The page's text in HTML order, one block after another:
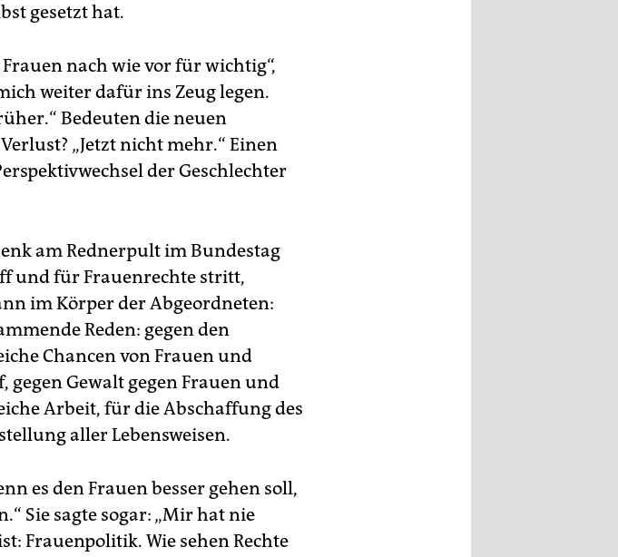
gesetzt hat.
nach wie vor für wichtig“,
weiter dafür ins Zeug legen.
Bedeuten die neuen
„Jetzt nicht mehr.“ Einen
der Geschlechter
am Rednerpult im Bundestag
und für Frauenrechte stritt,
im Körper der Abgeordneten:
Reden: gegen den
Chancen von Frauen und
Gewalt gegen Frauen und
Arbeit, für die Abschaffung des
aller Lebensweisen.
es den Frauen besser gehen soll,
Sie sagte sogar: „Mir hat nie
Frauenpolitik. Wie sehen Rechte